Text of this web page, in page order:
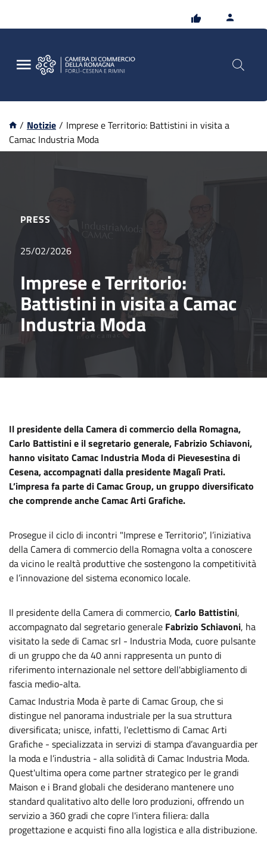
/ Notizie / Imprese e Territorio: Battistini in visita a
Camac Industria Moda
PRESS
25/02/2026
Imprese e Territorio:
Battistini in visita a Camac
Industria Moda
Il presidente della Camera di commercio della Romagna,
Carlo Battistini e il segretario generale, Fabrizio Schiavoni,
hanno visitato Camac Industria Moda di Pievesestina di
Cesena, accompagnati dalla presidente Magalì Prati.
L’impresa fa parte di Camac Group, un gruppo diversificato
che comprende anche Camac Arti Grafiche.
Prosegue il ciclo di incontri "Imprese e Territorio", l’iniziativa
della Camera di commercio della Romagna volta a conoscere
da vicino le realtà produttive che sostengono la competitività
e l’innovazione del sistema economico locale.
Il presidente della Camera di commercio, Carlo Battistini,
accompagnato dal segretario generale Fabrizio Schiavoni, ha
visitato la sede di Camac srl - Industria Moda, cuore pulsante
di un gruppo che da 40 anni rappresenta un punto di
riferimento internazionale nel settore dell'abbigliamento di
fascia medio-alta.
Camac Industria Moda è parte di Camac Group, che si
distingue nel panorama industriale per la sua struttura
diversificata; unisce, infatti, l'eclettismo di Camac Arti
Grafiche - specializzata in servizi di stampa d’avanguardia per
la moda e l’industria - alla solidità di Camac Industria Moda.
Quest'ultima opera come partner strategico per le grandi
Maison e i Brand globali che desiderano mantenere uno
standard qualitativo alto delle loro produzioni, offrendo un
servizio a 360 gradi che copre l'intera filiera: dalla
progettazione e acquisti fino alla logistica e alla distribuzione.